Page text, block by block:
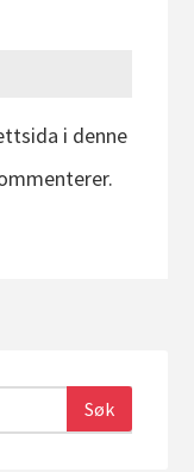
i denne